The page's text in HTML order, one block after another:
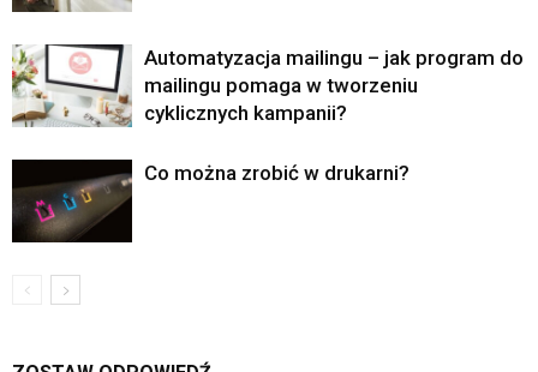
Automatyzacja mailingu – jak program do
mailingu pomaga w tworzeniu
cyklicznych kampanii?
Co można zrobić w drukarni?